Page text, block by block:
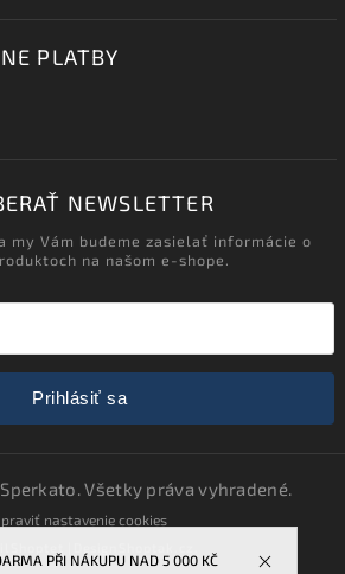
PŘI NÁKUPU NAD 5 000 KČ
PLATBY
NEWSLETTER
my Vám budeme zasielať informácie o
na našom e-shope.
Prihlásiť sa
Sperkato. Všetky práva vyhradené.
nastavenie cookies